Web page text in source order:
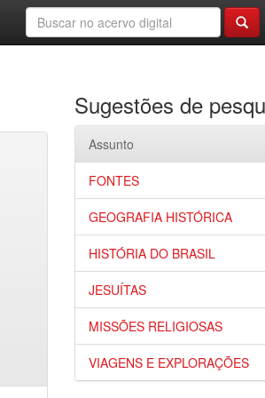
Sugestões de
Assunto
FONTES
GEOGRAFIA HISTÓRICA
HISTÓRIA DO BRASIL
JESUÍTAS
MISSÕES RELIGIOSAS
VIAGENS E EXPLORAÇÕES